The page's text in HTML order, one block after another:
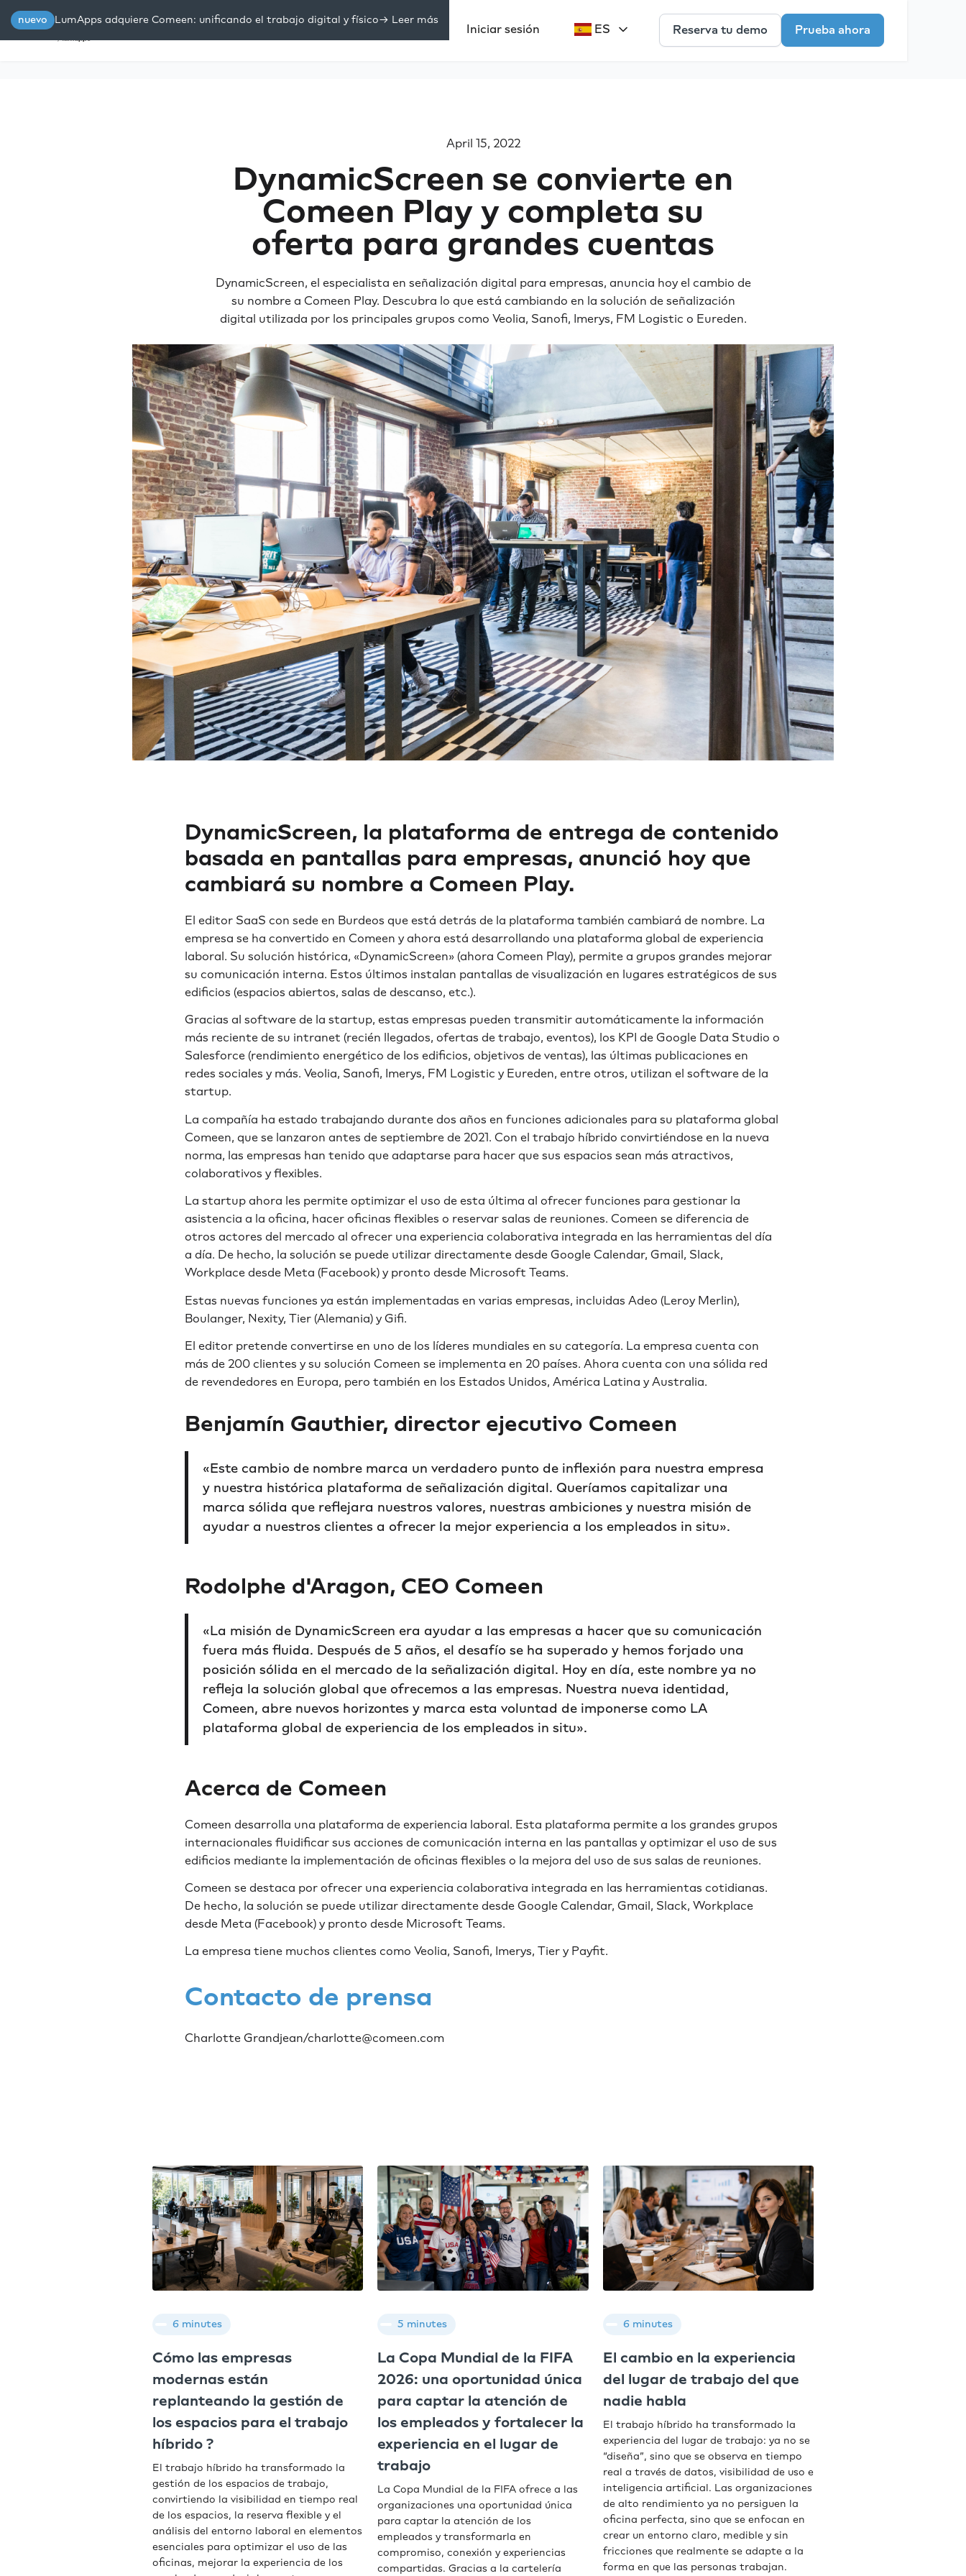
Iniciar sesión ES Reserva tu demo Prueba ahora
nuevo LumApps adquiere Comeen: unificando el trabajo digital y físico-> Leer más
April 15, 2022
DynamicScreen se convierte en
Comeen Play y completa su
oferta para grandes cuentas
DynamicScreen, el especialista en señalización digital para empresas, anuncia hoy el cambio de
su nombre a Comeen Play. Descubra lo que está cambiando en la solución de señalización
digital utilizada por los principales grupos como Veolia, Sanofi, Imerys, FM Logistic o Eureden.
DynamicScreen, la plataforma de entrega de contenido
basada en pantallas para empresas, anunció hoy que
cambiará su nombre a Comeen Play.
El editor SaaS con sede en Burdeos que está detrás de la plataforma también cambiará de nombre. La
empresa se ha convertido en Comeen y ahora está desarrollando una plataforma global de experiencia
laboral. Su solución histórica, «DynamicScreen» (ahora Comeen Play), permite a grupos grandes mejorar
su comunicación interna. Estos últimos instalan pantallas de visualización en lugares estratégicos de sus
edificios (espacios abiertos, salas de descanso, etc.).
Gracias al software de la startup, estas empresas pueden transmitir automáticamente la información
más reciente de su intranet (recién llegados, ofertas de trabajo, eventos), los KPI de Google Data Studio o
Salesforce (rendimiento energético de los edificios, objetivos de ventas), las últimas publicaciones en
redes sociales y más. Veolia, Sanofi, Imerys, FM Logistic y Eureden, entre otros, utilizan el software de la
startup.
La compañía ha estado trabajando durante dos años en funciones adicionales para su plataforma global
Comeen, que se lanzaron antes de septiembre de 2021. Con el trabajo híbrido convirtiéndose en la nueva
norma, las empresas han tenido que adaptarse para hacer que sus espacios sean más atractivos,
colaborativos y flexibles.
La startup ahora les permite optimizar el uso de esta última al ofrecer funciones para gestionar la
asistencia a la oficina, hacer oficinas flexibles o reservar salas de reuniones. Comeen se diferencia de
otros actores del mercado al ofrecer una experiencia colaborativa integrada en las herramientas del día
a día. De hecho, la solución se puede utilizar directamente desde Google Calendar, Gmail, Slack,
Workplace desde Meta (Facebook) y pronto desde Microsoft Teams.
Estas nuevas funciones ya están implementadas en varias empresas, incluidas Adeo (Leroy Merlin),
Boulanger, Nexity, Tier (Alemania) y Gifi.
El editor pretende convertirse en uno de los líderes mundiales en su categoría. La empresa cuenta con
más de 200 clientes y su solución Comeen se implementa en 20 países. Ahora cuenta con una sólida red
de revendedores en Europa, pero también en los Estados Unidos, América Latina y Australia.
Benjamín Gauthier, director ejecutivo Comeen
«Este cambio de nombre marca un verdadero punto de inflexión para nuestra empresa
y nuestra histórica plataforma de señalización digital. Queríamos capitalizar una
marca sólida que reflejara nuestros valores, nuestras ambiciones y nuestra misión de
ayudar a nuestros clientes a ofrecer la mejor experiencia a los empleados in situ».
Rodolphe d'Aragon, CEO Comeen
«La misión de DynamicScreen era ayudar a las empresas a hacer que su comunicación
fuera más fluida. Después de 5 años, el desafío se ha superado y hemos forjado una
posición sólida en el mercado de la señalización digital. Hoy en día, este nombre ya no
refleja la solución global que ofrecemos a las empresas. Nuestra nueva identidad,
Comeen, abre nuevos horizontes y marca esta voluntad de imponerse como LA
plataforma global de experiencia de los empleados in situ».
Acerca de Comeen
Comeen desarrolla una plataforma de experiencia laboral. Esta plataforma permite a los grandes grupos
internacionales fluidificar sus acciones de comunicación interna en las pantallas y optimizar el uso de sus
edificios mediante la implementación de oficinas flexibles o la mejora del uso de sus salas de reuniones.
Comeen se destaca por ofrecer una experiencia colaborativa integrada en las herramientas cotidianas.
De hecho, la solución se puede utilizar directamente desde Google Calendar, Gmail, Slack, Workplace
desde Meta (Facebook) y pronto desde Microsoft Teams.
La empresa tiene muchos clientes como Veolia, Sanofi, Imerys, Tier y Payfit.
Contacto de prensa
Charlotte Grandjean/charlotte@comeen.com
6 minutes
Cómo las empresas
modernas están
replanteando la gestión de
los espacios para el trabajo
híbrido ?
El trabajo híbrido ha transformado la
gestión de los espacios de trabajo,
convirtiendo la visibilidad en tiempo real
de los espacios, la reserva flexible y el
análisis del entorno laboral en elementos
esenciales para optimizar el uso de las
oficinas, mejorar la experiencia de los
5 minutes
La Copa Mundial de la FIFA
2026: una oportunidad única
para captar la atención de
los empleados y fortalecer la
experiencia en el lugar de
trabajo
La Copa Mundial de la FIFA ofrece a las
organizaciones una oportunidad única
para captar la atención de los
empleados y transformarla en
compromiso, conexión y experiencias
compartidas. Gracias a la cartelería
6 minutes
El cambio en la experiencia
del lugar de trabajo del que
nadie habla
El trabajo híbrido ha transformado la
experiencia del lugar de trabajo: ya no se
“diseña”, sino que se observa en tiempo
real a través de datos, visibilidad de uso e
inteligencia artificial. Las organizaciones
de alto rendimiento ya no persiguen la
oficina perfecta, sino que se enfocan en
crear un entorno claro, medible y sin
fricciones que realmente se adapte a la
forma en que las personas trabajan.